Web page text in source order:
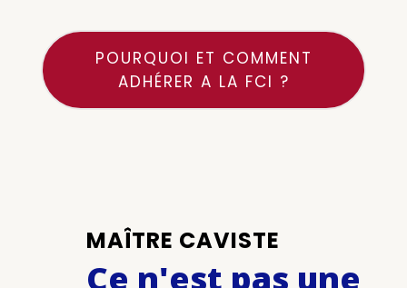
POURQUOI ET COMMENT
ADHÉRER A LA FCI ?
MAÎTRE CAVISTE
Ce n'est pas une